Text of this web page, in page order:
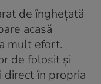
de înghețată
acasă
mult efort.
de folosit și
în propria